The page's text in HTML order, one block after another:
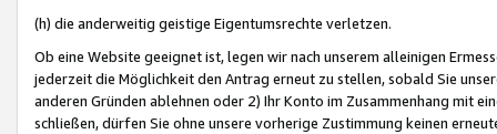
(h) die anderweitig geistige Eigentumsrechte verletzen.
Ob eine Website geeignet ist, legen wir nach unserem alleinigen
jederzeit die Möglichkeit den Antrag erneut zu stellen, sobald Sie
anderen Gründen ablehnen oder 2) Ihr Konto im Zusammenhang mit
schließen, dürfen Sie ohne unsere vorherige Zustimmung keinen